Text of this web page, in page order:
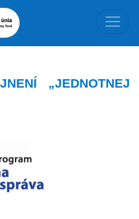
„JEDNOTNEJ